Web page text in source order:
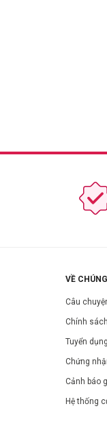
VỀ
Câu
Chính
Tuyển dụng
Chứng
Cảnh báo
Hệ thống